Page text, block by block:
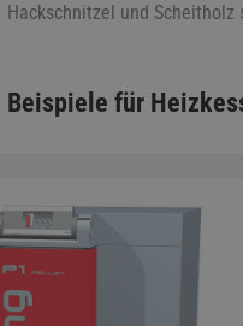
Hackschnitzel und
Beispiele für